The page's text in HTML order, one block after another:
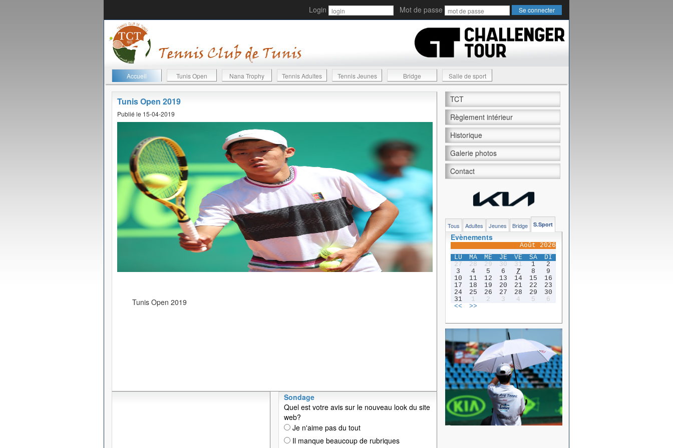
Login Mot de passe
Accueil Tunis Open Nana Trophy Tennis Adultes Tennis Jeunes Bridge Salle de sport
Tunis Open 2019
Publié le 15-04-2019
Tunis Open 2019
Sondage
Quel est votre avis sur le nouveau look du site
web?
Je n'aime pas du tout
Il manque beaucoup de rubriques
TCT
Règlement intérieur
Historique
Galerie photos
Contact
Tous Adultes Jeunes Bridge S.Sport
Evènements
Août 2026
LU
MA ME JE VE SA
DI
27
28 29 30 31 1
2
3
4 5 6 7 8
9
10
11 12 13 14 15
16
17
18 19 20 21 22
23
24
25 26 27 28 29
30
31
1 2 3 4 5
6
<<
>>